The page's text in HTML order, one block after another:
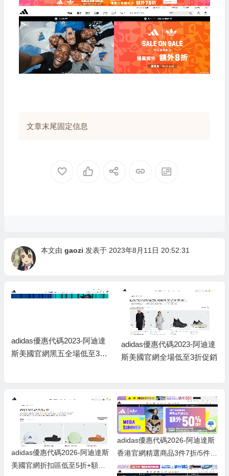
文章末尾固定信息
本文由 gaozi 发表于 2023年8月11日 20:52:31
adidas優惠代碼2023-阿迪達
斯美國官網黑五全場低至3折
adidas優惠代碼2023-阿迪達
斯美國官網全場低至3折促銷
adidas優惠代碼2026-阿迪達斯
美國官網折扣區低至5折+額外8
adidas優惠代碼2026-阿迪達斯
香港官網精選商品3件7折/5件以
上5折優惠